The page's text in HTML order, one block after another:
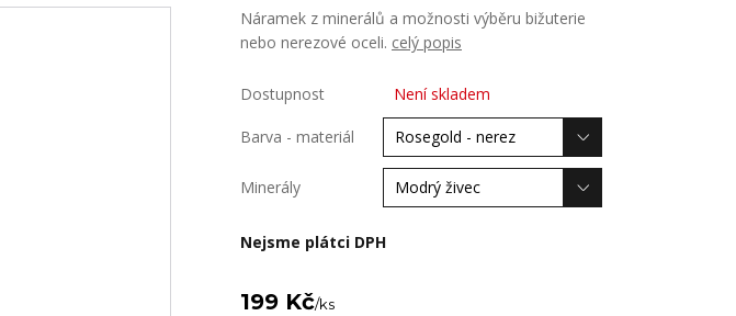
Náramek z minerálů a možnosti výběru bižuterie
nebo nerezové oceli. celý popis
Dostupnost Není skladem
Barva - materiál
Minerály
Nejsme plátci DPH
199 Kč/ks